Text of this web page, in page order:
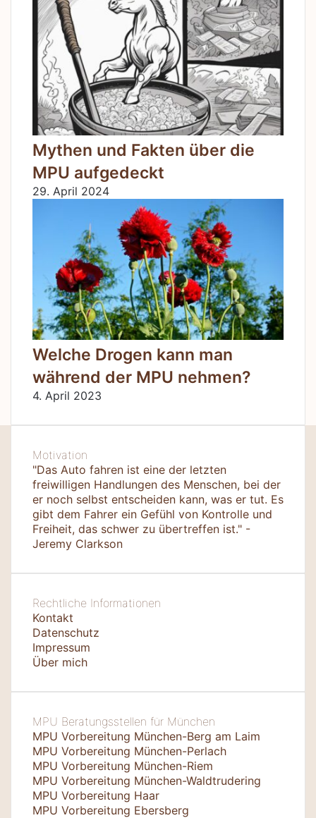
Mythen und Fakten über die
MPU aufgedeckt
29. April 2024
Welche Drogen kann man
während der MPU nehmen?
4. April 2023
Motivation
"Das Auto fahren ist eine der letzten
freiwilligen Handlungen des Menschen, bei der
er noch selbst entscheiden kann, was er tut. Es
gibt dem Fahrer ein Gefühl von Kontrolle und
Freiheit, das schwer zu übertreffen ist." -
Jeremy Clarkson
Rechtliche Informationen
Kontakt
Datenschutz
Impressum
Über mich
MPU Beratungsstellen für München
MPU Vorbereitung München-Berg am Laim
MPU Vorbereitung München-Perlach
MPU Vorbereitung München-Riem
MPU Vorbereitung München-Waldtrudering
MPU Vorbereitung Haar
MPU Vorbereitung Ebersberg